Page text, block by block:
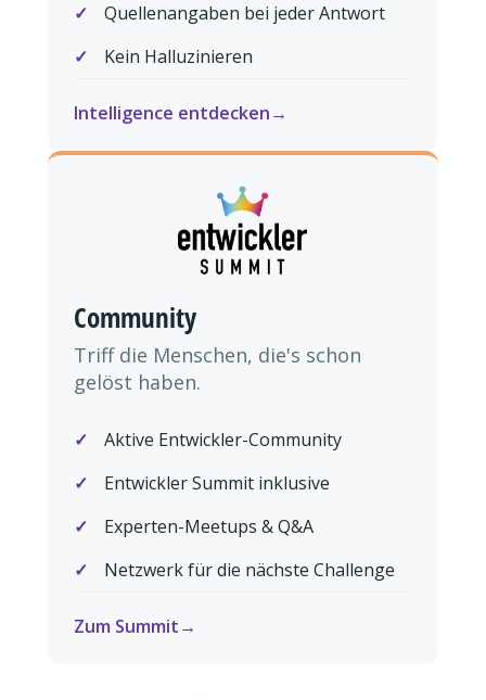
Quellenangaben bei jeder Antwort
Kein Halluzinieren
Intelligence entdecken
Community
Triff die Menschen, die's schon
gelöst haben.
Aktive Entwickler-Community
Entwickler Summit inklusive
Experten-Meetups & Q&A
Netzwerk für die nächste Challenge
Zum Summit